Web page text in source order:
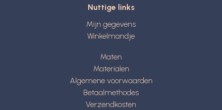
Nuttige links
Mijn gegevens
Winkelmandje
Maten
Materialen
Algemene voorwaarden
Betaalmethodes
Verzendkosten